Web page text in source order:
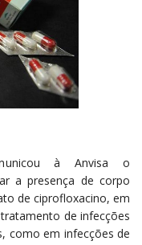
à Anvisa o
a presença de corpo
de ciprofloxacino, em
de infecções
como em infecções de